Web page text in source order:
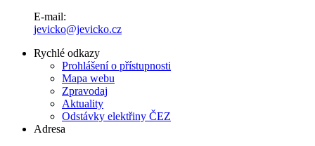
E-mail:
jevicko@jevicko.cz
Rychlé odkazy
Prohlášení o přístupnosti
Mapa webu
Zpravodaj
Aktuality
Odstávky elektřiny ČEZ
Adresa